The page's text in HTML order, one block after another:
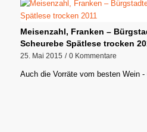
Meisenzahl, Franken –
Scheurebe Spätlese trocken
25. Mai 2015 / 0 Kommentare
Auch die Vorräte vom besten Wein